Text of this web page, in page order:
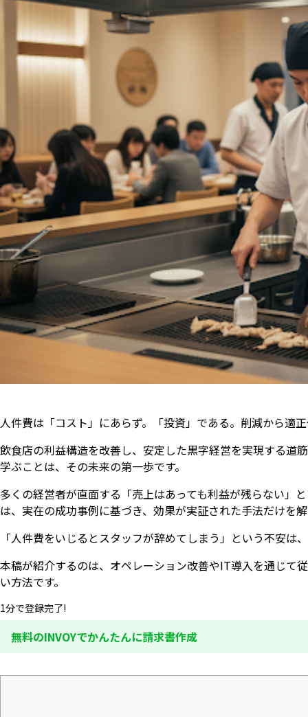
人件費は「コスト」にあらず。「投資」である。削減から適
飲食店の利益構造を改善し、安定した黒字経営を実現する道
学ぶことは、その未来の第一歩です。
多くの経営者が直面する「売上はあっても利益が残らない」
は、実在の成功事例に基づき、効果が実証された手法だけを
「人件費をいじるとスタッフが辞めてしまう」という不安は
本稿が紹介するのは、オペレーション改善やIT導入を通じて
い方法です。
1分で登録完了!
無料のINVOYでかんたんに請求書作成